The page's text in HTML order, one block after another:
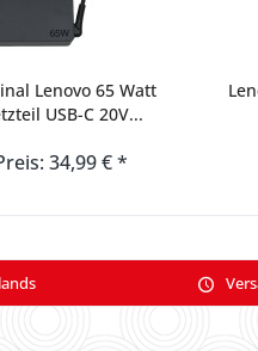
Lenovo 65 Watt
USB-C 20V...
34,99 € *